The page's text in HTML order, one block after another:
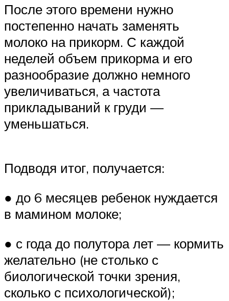
После этого времени нужно
постепенно начать заменять
молоко на прикорм. С каждой
неделей объем прикорма и его
разнообразие должно немного
увеличиваться, а частота
прикладываний к груди —
уменьшаться.
Подводя итог, получается:
● до 6 месяцев ребенок нуждается
в мамином молоке;
● с года до полутора лет — кормить
желательно (не столько с
биологической точки зрения,
сколько с психологической);